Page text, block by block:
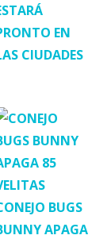
EN
CIUDADES
BUGS
APAGA